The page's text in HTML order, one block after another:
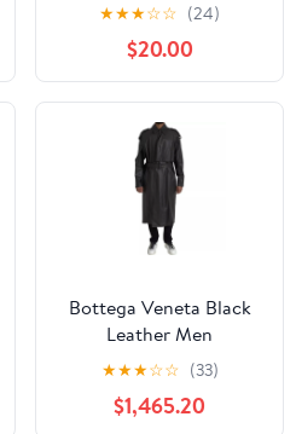
★★★☆☆ (24)
$20.00
Bottega Veneta Black
Leather Men
Waterproof Trenchcoat
Men's Jacket
★★★☆☆ (33)
$1,465.20